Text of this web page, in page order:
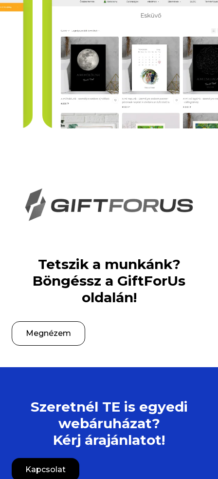
Tetszik a munkánk?
Böngéssz a GiftForUs
oldalán!
Megnézem
Szeretnél TE is egyedi
webáruházat?
Kérj árajánlatot!
Kapcsolat